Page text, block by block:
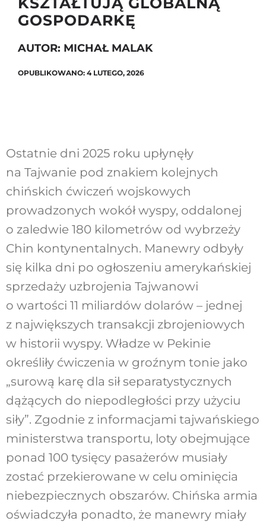
Szukaj
GOSPODARKĘ
AUTOR: MICHAŁ MALAK
OPUBLIKOWANO: 4 LUTEGO, 2026
Ostatnie dni 2025 roku upłynęły
na Tajwanie pod znakiem kolejnych
chińskich ćwiczeń wojskowych
prowadzonych wokół wyspy, oddalonej
o zaledwie 180 kilometrów od wybrzeży
Chin kontynentalnych. Manewry odbyły
się kilka dni po ogłoszeniu amerykańskiej
sprzedaży uzbrojenia Tajwanowi
o wartości 11 miliardów dolarów – jednej
z największych transakcji zbrojeniowych
w historii wyspy. Władze w Pekinie
określiły ćwiczenia w groźnym tonie jako
„surową karę dla sił separatystycznych
dążących do niepodległości przy użyciu
siły”. Zgodnie z informacjami tajwańskiego
ministerstwa transportu, loty obejmujące
ponad 100 tysięcy pasażerów musiały
zostać przekierowane w celu ominięcia
niebezpiecznych obszarów. Chińska armia
oświadczyła ponadto, że manewry miały